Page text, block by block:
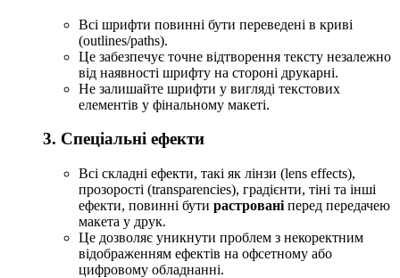
Всі шрифти повинні бути переведені в криві
(outlines/paths).
Це забезпечує точне відтворення тексту незалежно
від наявності шрифту на стороні друкарні.
Не залишайте шрифти у вигляді текстових
елементів у фінальному макеті.
3. Спеціальні ефекти
Всі складні ефекти, такі як лінзи (lens effects),
прозорості (transparencies), градієнти, тіні та інші
ефекти, повинні бути растровані перед передачею
макета у друк.
Це дозволяє уникнути проблем з некоректним
відображенням ефектів на офсетному або
цифровому обладнанні.